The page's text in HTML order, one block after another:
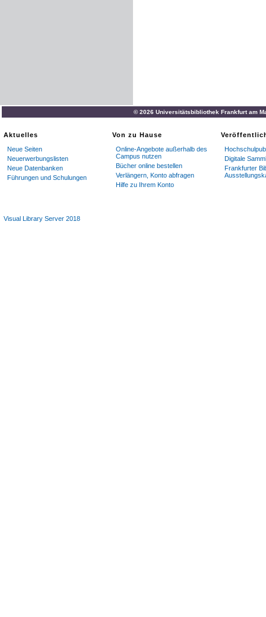
© 2026 Universitätsbibliothek Frankfurt am
Aktuelles
Neue Seiten
Neuerwerbungslisten
Neue Datenbanken
Führungen und Schulungen
Von zu Hause
Online-Angebote außerhalb des
Campus nutzen
Bücher online bestellen
Verlängern, Konto abfragen
Hilfe zu Ihrem Konto
Digitale
Frankfurter
Visual Library Server 2018